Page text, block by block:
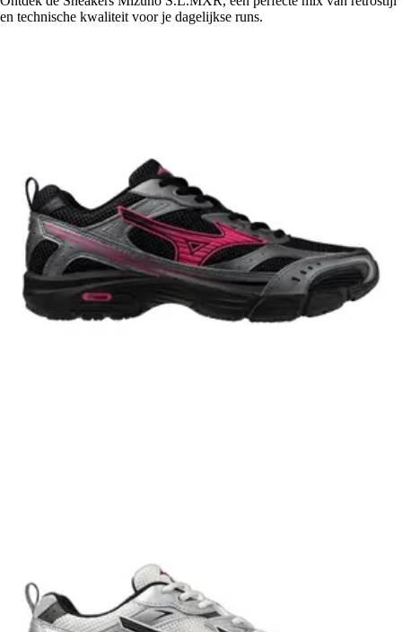
en technische kwaliteit voor je dagelijkse runs.